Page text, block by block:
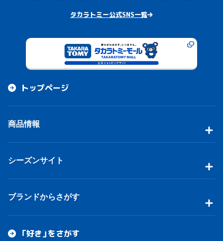
タカラトミー公式SNS一覧
トップページ
商品情報
シーズンサイト
ブランドからさがす
「好き」をさがす